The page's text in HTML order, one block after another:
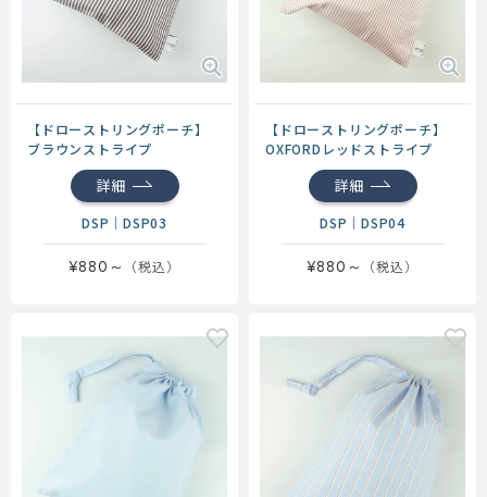
【ドローストリングポーチ】
ブラウンストライプ
詳細
DSP ｜DSP03
¥880～
【ドローストリングポーチ】
OXFORDレッドストライプ
詳細
DSP ｜DSP04
¥880～